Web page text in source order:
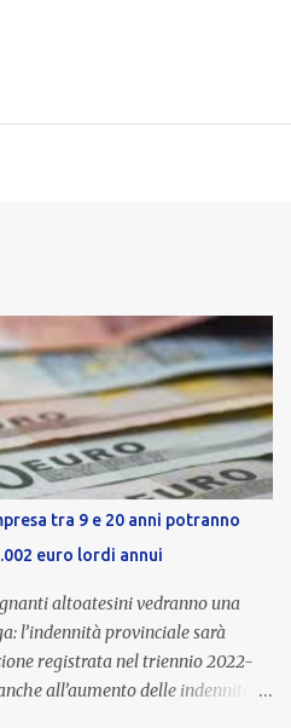
tra 9 e 20 anni potranno
euro lordi annui
altoatesini vedranno una
l’indennità provinciale sarà
registrata nel triennio 2022-
all’aumento delle indennità di